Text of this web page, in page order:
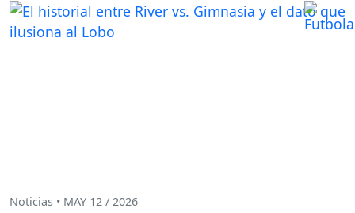
Noticias • MAY 12 / 2026